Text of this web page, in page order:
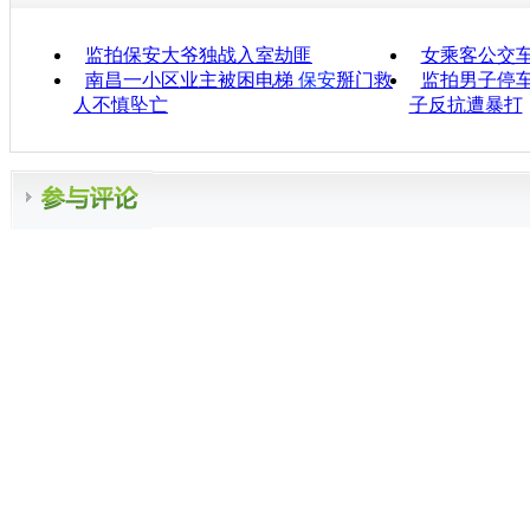
监拍保安大爷独战入室劫匪
女乘客公交
南昌一小区业主被困电梯 保安掰门救
人不慎坠亡
监拍男子停
子反抗遭暴打